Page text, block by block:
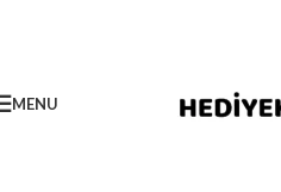
MENU